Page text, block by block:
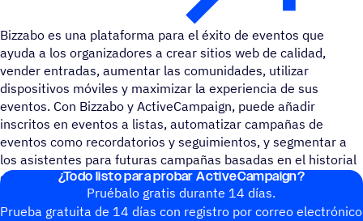
Bizzabo es una plataforma para el éxito de eventos que
ayuda a los organizadores a crear sitios web de calidad,
vender entradas, aumentar las comunidades, utilizar
dispositivos móviles y maximizar la experiencia de sus
eventos. Con Bizzabo y ActiveCampaign, puede añadir
inscritos en eventos a listas, automatizar campañas de
eventos como recordatorios y seguimientos, y segmentar a
los asistentes para futuras campañas basadas en el historial
de eventos.¿Todo listo para probar ActiveCampaign?
Pruébalo gratis durante 14 días.
Prueba gratuita de 14 días con regis­tro por correo electrónico